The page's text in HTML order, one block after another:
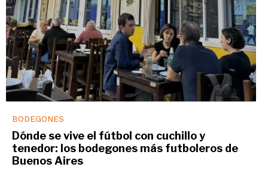
BODEGONES
Dónde se vive el fútbol con cuchillo y
tenedor: los bodegones más futboleros de
Buenos Aires